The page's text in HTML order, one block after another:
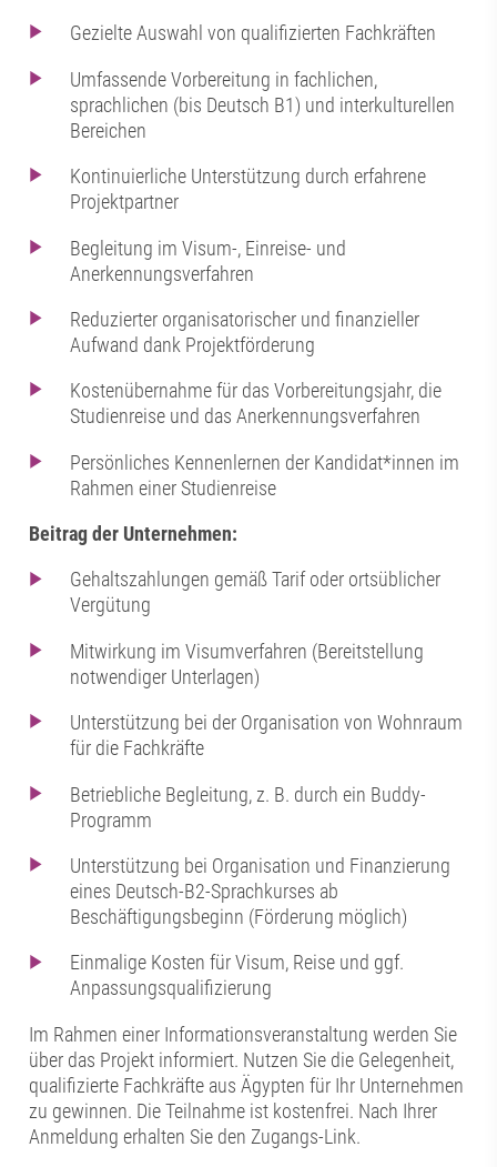
Gezielte Auswahl von qualifizierten Fachkräften
Umfassende Vorbereitung in fachlichen,
sprachlichen (bis Deutsch B1) und interkulturellen
Bereichen
Kontinuierliche Unterstützung durch erfahrene
Projektpartner
Begleitung im Visum-, Einreise- und
Anerkennungsverfahren
Reduzierter organisatorischer und finanzieller
Aufwand dank Projektförderung
Kostenübernahme für das Vorbereitungsjahr, die
Studienreise und das Anerkennungsverfahren
Persönliches Kennenlernen der Kandidat*innen im
Rahmen einer Studienreise
Beitrag der Unternehmen:
Gehaltszahlungen gemäß Tarif oder ortsüblicher
Vergütung
Mitwirkung im Visumverfahren (Bereitstellung
notwendiger Unterlagen)
Unterstützung bei der Organisation von Wohnraum
für die Fachkräfte
Betriebliche Begleitung, z. B. durch ein Buddy-
Programm
Unterstützung bei Organisation und Finanzierung
eines Deutsch-B2-Sprachkurses ab
Beschäftigungsbeginn (Förderung möglich)
Einmalige Kosten für Visum, Reise und ggf.
Anpassungsqualifizierung
Im Rahmen einer Informationsveranstaltung werden Sie
über das Projekt informiert. Nutzen Sie die Gelegenheit,
qualifizierte Fachkräfte aus Ägypten für Ihr Unternehmen
zu gewinnen. Die Teilnahme ist kostenfrei. Nach Ihrer
Anmeldung erhalten Sie den Zugangs-Link.